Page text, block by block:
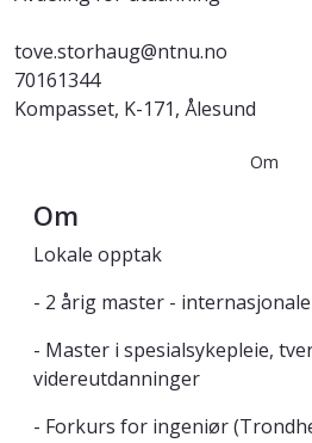
tove.storhaug@ntnu.no
70161344
Kompasset, K-171, Ålesund
Om
Om
Lokale opptak
- 2 årig master -
- Master i spesialsykepleie,
videreutdanninger
- Forkurs for ingeniør